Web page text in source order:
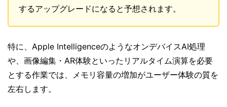
するアップグレードになると予想されます。
特に、Apple IntelligenceのようなオンデバイスAI処理
や、画像編集・AR体験といったリアルタイム演算を必要
とする作業では、メモリ容量の増加がユーザー体験の質を
左右します。